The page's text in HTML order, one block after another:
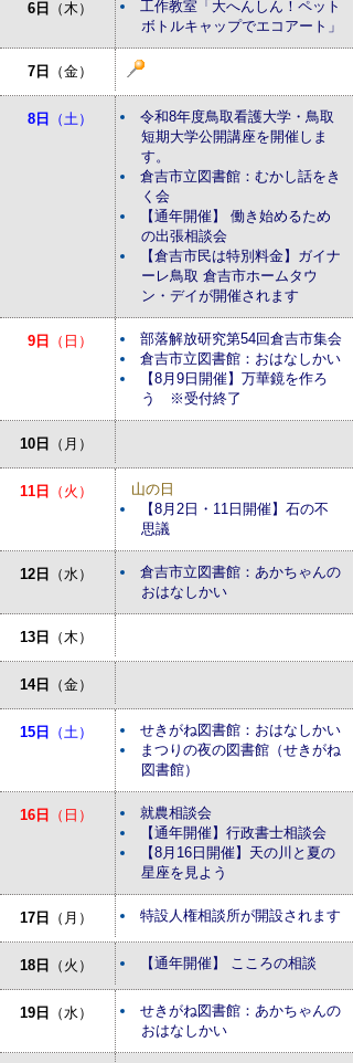
6日 （木）
工作教室「大へんしん！ペット
ボトルキャップでエコアート」
7日 （金）
8日 （土）
令和8年度鳥取看護大学・鳥取
短期大学公開講座を開催しま
す。
倉吉市立図書館：むかし話をき
く会
【通年開催】 働き始めるため
の出張相談会
【倉吉市民は特別料金】ガイナ
ーレ鳥取 倉吉市ホームタウ
ン・デイが開催されます
9日 （日）
部落解放研究第54回倉吉市集会
倉吉市立図書館：おはなしかい
【8月9日開催】万華鏡を作ろ
う ※受付終了
10日 （月）
11日 （火）
山の日
【8月2日・11日開催】石の不
思議
12日 （水）
倉吉市立図書館：あかちゃんの
おはなしかい
13日 （木）
14日 （金）
15日 （土）
せきがね図書館：おはなしかい
まつりの夜の図書館（せきがね
図書館）
16日 （日）
就農相談会
【通年開催】行政書士相談会
【8月16日開催】天の川と夏の
星座を見よう
17日 （月） 特設人権相談所が開設されます
18日 （火） 【通年開催】 こころの相談
19日 （水）
せきがね図書館：あかちゃんの
おはなしかい